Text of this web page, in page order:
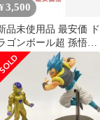
¥3,500
品未使用品 最安価 ド
ゴンボール超 孫悟空
其之四 フィギュ
ア